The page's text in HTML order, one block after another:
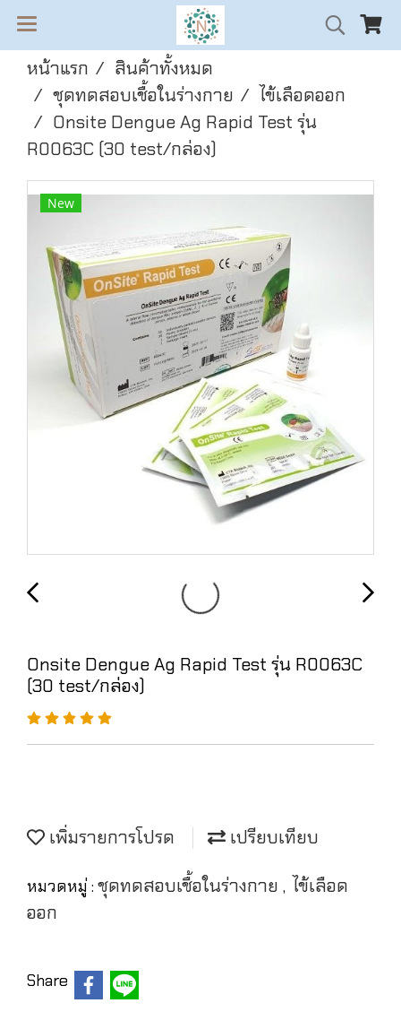
หน้าแรก
สินค้าทั้งหมด
ชุดทดสอบเชื้อในร่างกาย
ไข้เลือดออก
Onsite Dengue Ag Rapid Test รุ่น
R0063C (30 test/กล่อง)
New
Onsite Dengue Ag Rapid Test รุ่น R0063C
(30 test/กล่อง)
เพิ่มรายการโปรด เปรียบเทียบ
หมวดหมู่ : ชุดทดสอบเชื้อในร่างกาย , ไข้เลือด
ออก
Share